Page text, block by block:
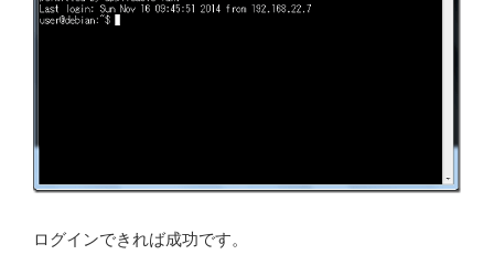
ログインできれば成功です。